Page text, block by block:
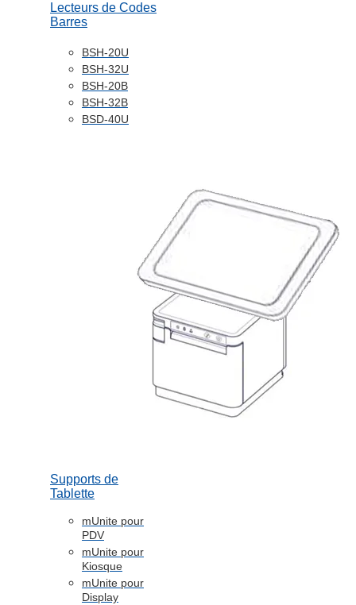
Lecteurs de Codes
Barres
BSH-20U
BSH-32U
BSH-20B
BSH-32B
BSD-40U
Supports de
Tablette
mUnite pour
PDV
mUnite pour
Kiosque
mUnite pour
Display